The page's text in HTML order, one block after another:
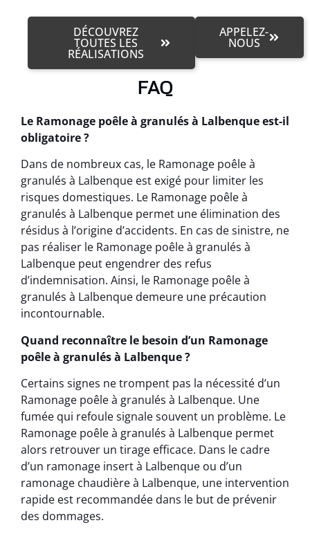
DÉCOUVREZ
TOUTES LES
RÉALISATIONS
APPELEZ-
NOUS
FAQ
Le Ramonage poêle à granulés à Lalbenque est-il
obligatoire ?
Dans de nombreux cas, le Ramonage poêle à
granulés à Lalbenque est exigé pour limiter les
risques domestiques. Le Ramonage poêle à
granulés à Lalbenque permet une élimination des
résidus à l’origine d’accidents. En cas de sinistre, ne
pas réaliser le Ramonage poêle à granulés à
Lalbenque peut engendrer des refus
d’indemnisation. Ainsi, le Ramonage poêle à
granulés à Lalbenque demeure une précaution
incontournable.
Quand reconnaître le besoin d’un Ramonage
poêle à granulés à Lalbenque ?
Certains signes ne trompent pas la nécessité d’un
Ramonage poêle à granulés à Lalbenque. Une
fumée qui refoule signale souvent un problème. Le
Ramonage poêle à granulés à Lalbenque permet
alors retrouver un tirage efficace. Dans le cadre
d’un ramonage insert à Lalbenque ou d’un
ramonage chaudière à Lalbenque, une intervention
rapide est recommandée dans le but de prévenir
des dommages.